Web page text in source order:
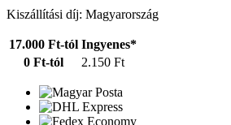
Kiszállítási díj: Magyarország
17.000 Ft-tól Ingyenes*
0 Ft-tól
2.150 Ft